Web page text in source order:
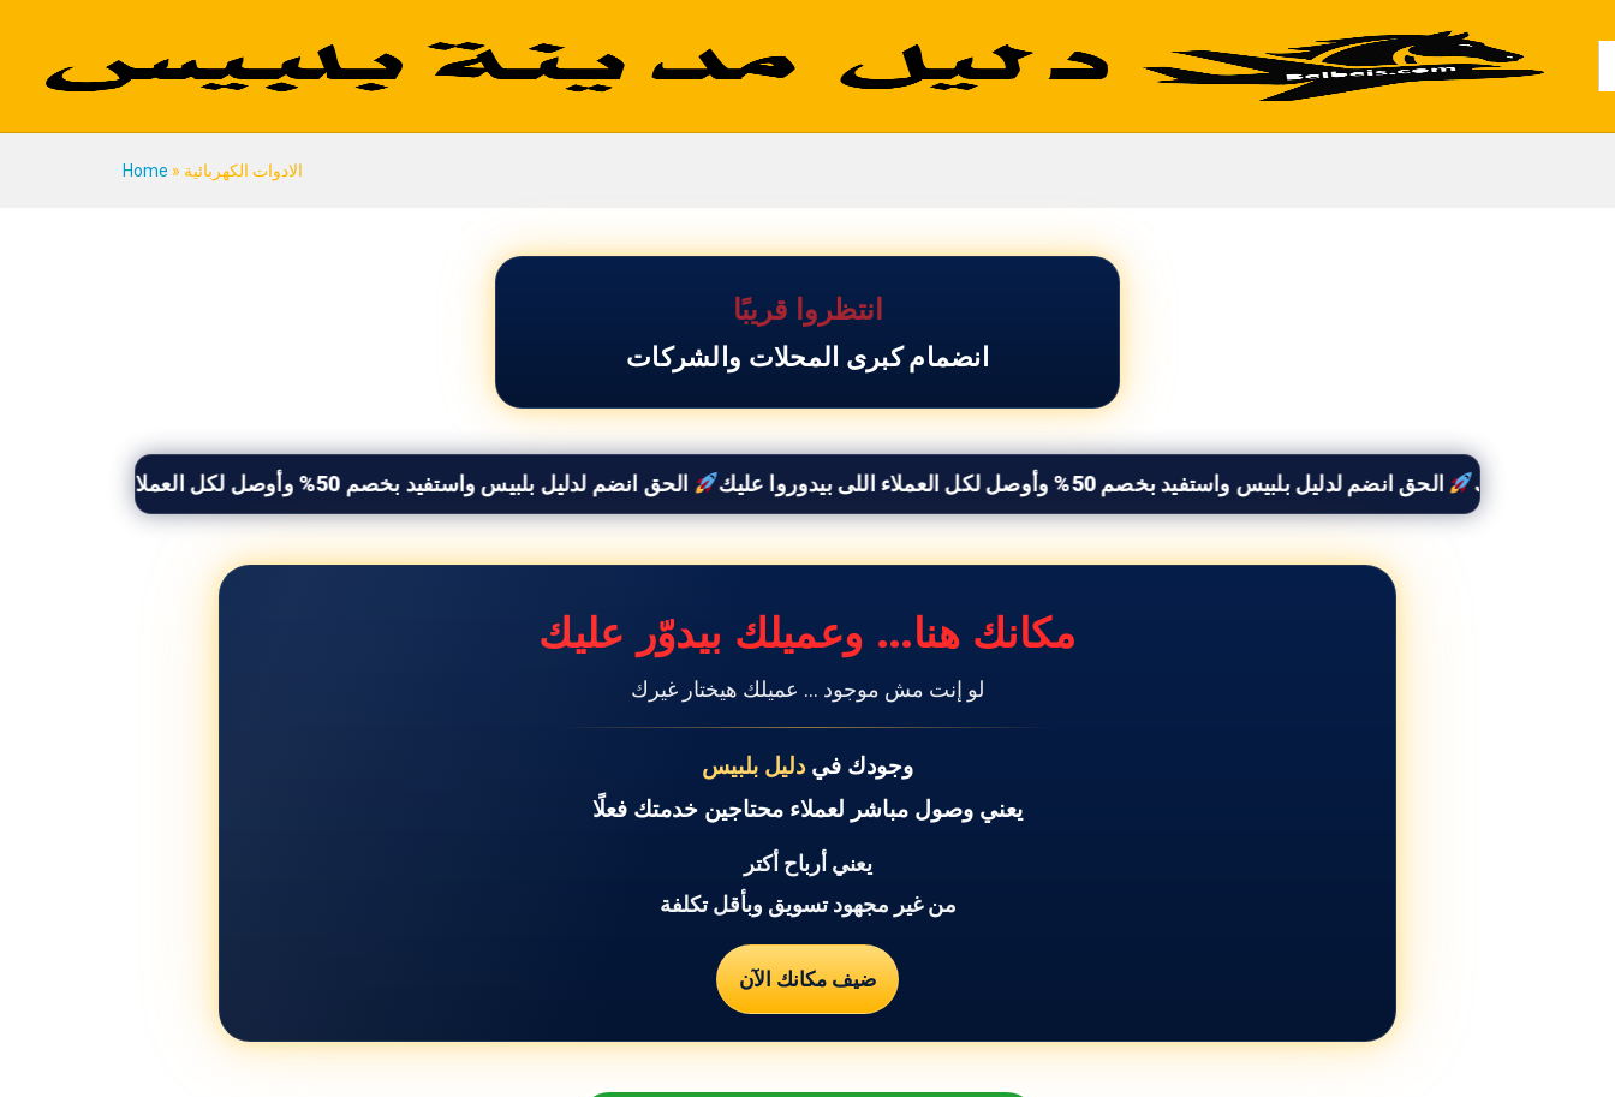
Home » الادوات الكهربائية
الادوات الكهربائية
انتظروا قريبًا
انضمام كبرى المحلات والشركات
الحق انضم لدليل بلبيس واستفيد بخصم 50% وأوصل لكل العملاء اللى بيدوروا عليك الحق انضم لدليل بلبيس واستفيد بخصم 50% وأوصل لكل العملاء اللى بيدوروا عليك
مكانك هنا… وعميلك بيدوّر عليك
لو إنت مش موجود … عميلك هيختار غيرك
وجودك فيدليل بلبيس
يعني وصول مباشر لعملاء محتاجين خدمتك فعلًا
يعني أرباح أكتر
من غير مجهود تسويق وبأقل تكلفة
ضيف مكانك الآن